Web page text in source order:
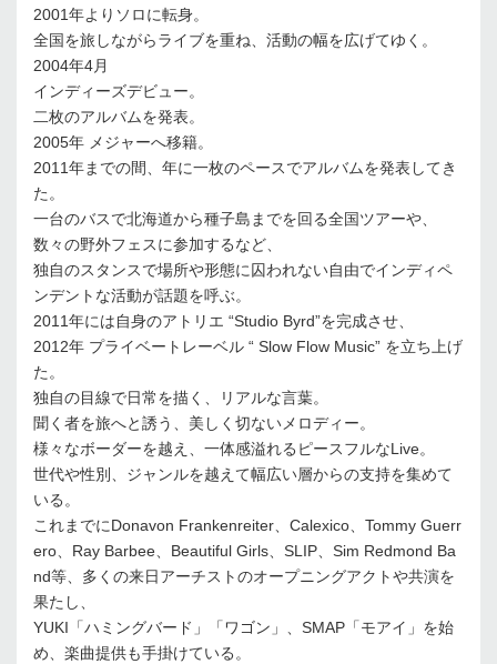
2001年よりソロに転身。
全国を旅しながらライブを重ね、活動の幅を広げてゆく。
2004年4月
インディーズデビュー。
二枚のアルバムを発表。
2005年 メジャーへ移籍。
2011年までの間、年に一枚のペースでアルバムを発表してき
た。
一台のバスで北海道から種子島までを回る全国ツアーや、
数々の野外フェスに参加するなど、
独自のスタンスで場所や形態に囚われない自由でインディペ
ンデントな活動が話題を呼ぶ。
2011年には自身のアトリエ “Studio Byrd”を完成させ、
2012年 プライベートレーベル “ Slow Flow Music” を立ち上げ
た。
独自の目線で日常を描く、リアルな言葉。
聞く者を旅へと誘う、美しく切ないメロディー。
様々なボーダーを越え、一体感溢れるピースフルなLive。
世代や性別、ジャンルを越えて幅広い層からの支持を集めて
いる。
これまでにDonavon Frankenreiter、Calexico、Tommy Guerr
ero、Ray Barbee、Beautiful Girls、SLIP、Sim Redmond Ba
nd等、多くの来日アーチストのオープニングアクトや共演を
果たし、
YUKI「ハミングバード」「ワゴン」、SMAP「モアイ」を始
め、楽曲提供も手掛けている。